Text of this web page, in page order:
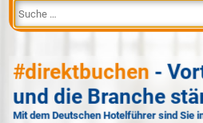
#direktbuchen -
und die Branche
Mit dem Deutschen Hotelführer sind Sie